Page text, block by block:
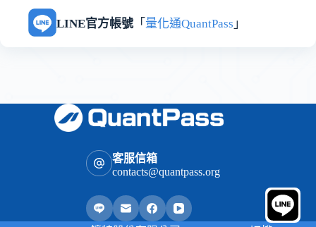
LINE官方帳號 「量化通QuantPass 」
客服信箱
contacts@quantpass.org